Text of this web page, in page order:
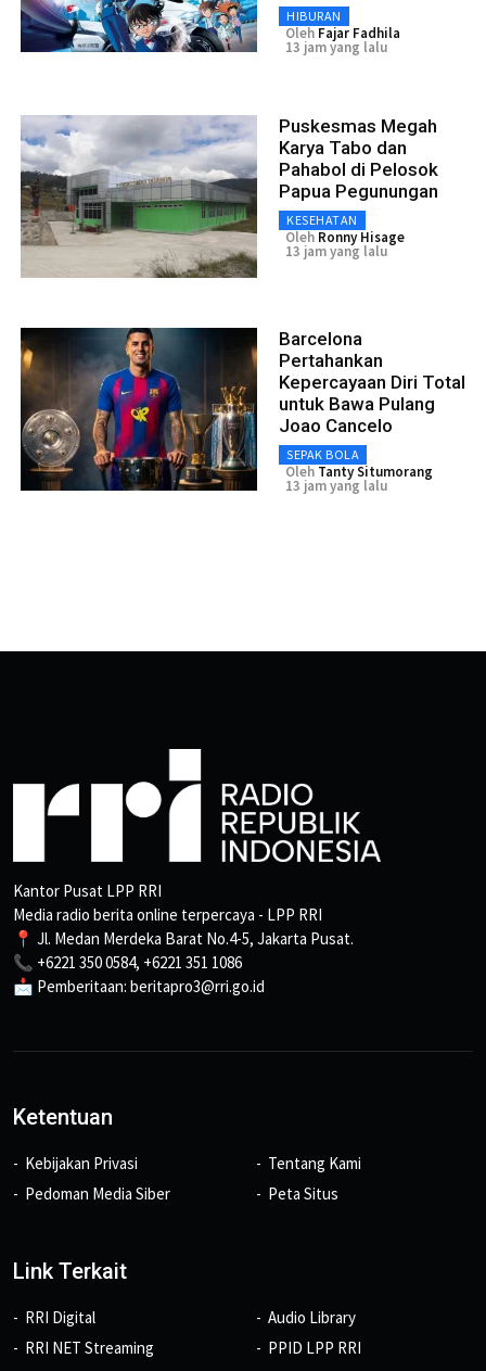
HIBURAN
Oleh Fajar Fadhila
13 jam yang lalu
Puskesmas Megah
Karya Tabo dan
Pahabol di Pelosok
Papua Pegunungan
KESEHATAN
Oleh Ronny Hisage
13 jam yang lalu
Barcelona
Pertahankan
Kepercayaan Diri Total
untuk Bawa Pulang
Joao Cancelo
SEPAK BOLA
Oleh Tanty Situmorang
13 jam yang lalu
Kantor Pusat LPP RRI
Media radio berita online terpercaya - LPP RRI
📍 Jl. Medan Merdeka Barat No.4-5, Jakarta Pusat.
📞 +6221 350 0584, +6221 351 1086
📩 Pemberitaan: beritapro3@rri.go.id
Ketentuan
Kebijakan Privasi
Pedoman Media Siber
Tentang Kami
Peta Situs
Link Terkait
RRI Digital
RRI NET Streaming
Audio Library
PPID LPP RRI